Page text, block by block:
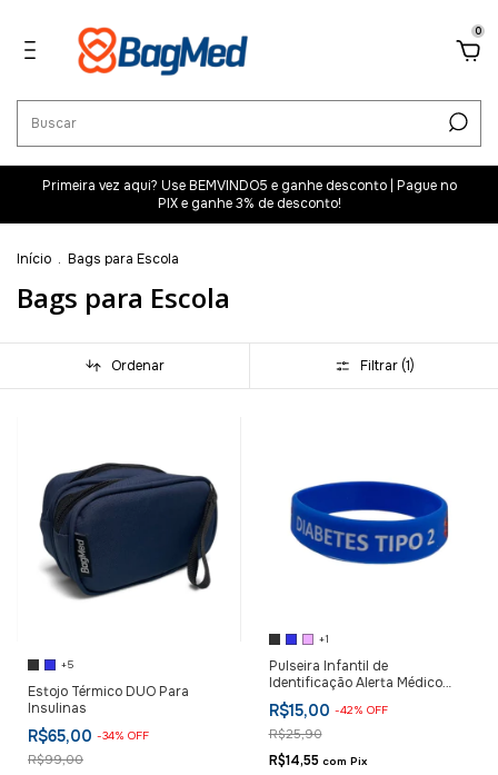
0
Primeira vez aqui? Use BEMVINDO5 e ganhe desconto | Pague no
PIX e ganhe 3% de desconto!
Início . Bags para Escola
Bags para Escola
Ordenar Filtrar (1)
+5
Estojo Térmico DUO Para
Insulinas
R$65,00 -34% OFF
R$99,00
+1
Pulseira Infantil de
Identificação Alerta Médico
Diabetes
R$15,00 -42% OFF
R$25,90
R$14,55 com Pix